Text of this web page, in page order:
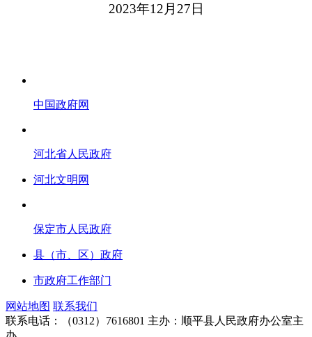
2023年12 月 27 日
中国政府网
河北省人民政府
河北文明网
保定市人民政府
县（市、区）政府
市政府工作部门
网站地图 联系我们
联系电话：（0312）7616801 主办：顺平县人民政府办公室主